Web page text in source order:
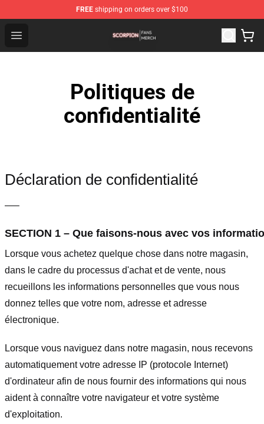
FREE shipping on orders over $100
Open menu
Scorpion Shop - Official Scorpion Merchandise Store
Politiques de
confidentialité
Déclaration de confidentialité
—–
SECTION 1 – Que faisons-nous avec vos
Lorsque vous achetez quelque chose dans notre magasin,
dans le cadre du processus d'achat et de vente, nous
recueillons les informations personnelles que vous nous
donnez telles que votre nom, adresse et adresse
électronique.
Lorsque vous naviguez dans notre magasin, nous recevons
automatiquement votre adresse IP (protocole Internet)
d'ordinateur afin de nous fournir des informations qui nous
aident à connaître votre navigateur et votre système
d'exploitation.